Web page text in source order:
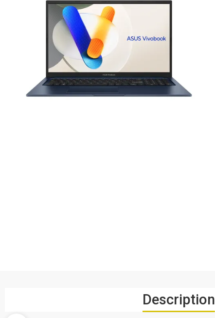
Description